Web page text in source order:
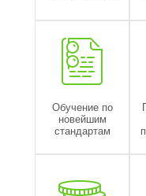
Обучение по
новейшим
стандартам